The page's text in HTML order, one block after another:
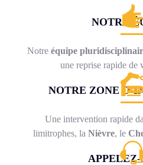
NOTRE
Notreéquipe
une reprise rapide de
NOTRE ZONE
Une intervention rapide
limitrophes, la Nièvre, le
APPELEZ-